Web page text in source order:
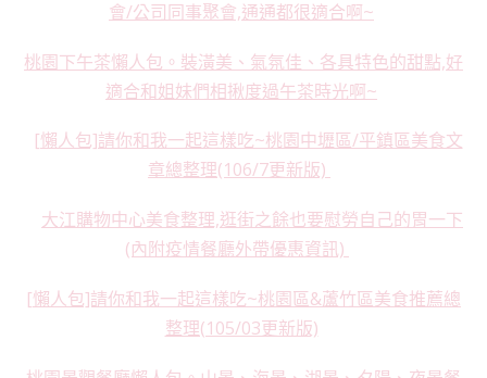
會/公司同事聚會,通通都很適合啊~
桃園下午茶懶人包。裝潢美、氣氛佳、各具特色的甜點,好
適合和姐妹們相揪度過午茶時光啊~
[懶人包]請你和我一起這樣吃~桃園中壢區/平鎮區美食文
章總整理(106/7更新版)
大江購物中心美食整理,逛街之餘也要慰勞自己的胃一下
(內附疫情餐廳外帶優惠資訊)
[懶人包]請你和我一起這樣吃~桃園區&蘆竹區美食推薦總
整理(105/03更新版)